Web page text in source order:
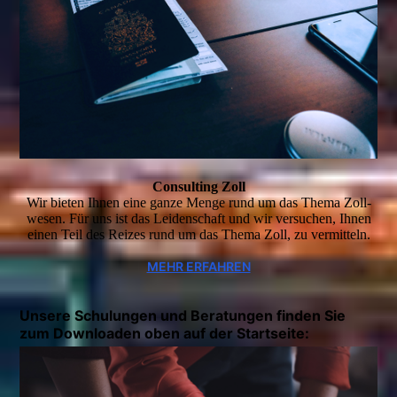
Consulting Zoll
Wir bieten Ihnen eine ganze Menge rund um das Thema Zoll­
wesen. Für uns ist das Leidenschaft und wir versuchen, Ihnen
einen Teil des Reizes rund um das Thema Zoll, zu vermitteln.
MEHR ERFAHREN
Unsere Schulungen und Beratungen finden Sie
zum Downloaden oben auf der Startseite: